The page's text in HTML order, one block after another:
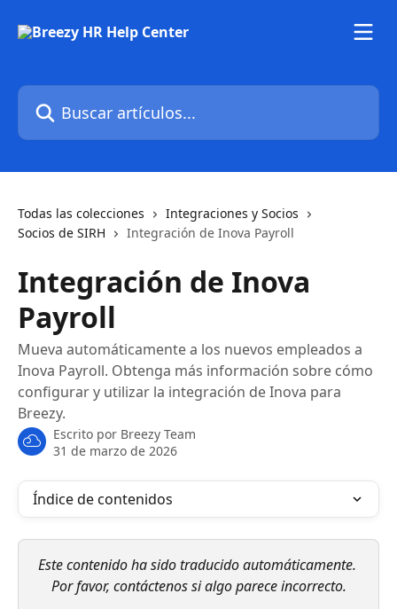
Buscar artículos...
Todas las colecciones
Integraciones y Socios
Socios de SIRH
Integración de Inova Payroll
Integración de Inova
Payroll
Mueva automáticamente a los nuevos empleados a
Inova Payroll. Obtenga más información sobre cómo
configurar y utilizar la integración de Inova para
Breezy.
Escrito por Breezy Team
31 de marzo de 2026
Índice de contenidos
Este contenido ha sido traducido automáticamente.
Por favor, contáctenos si algo parece incorrecto.